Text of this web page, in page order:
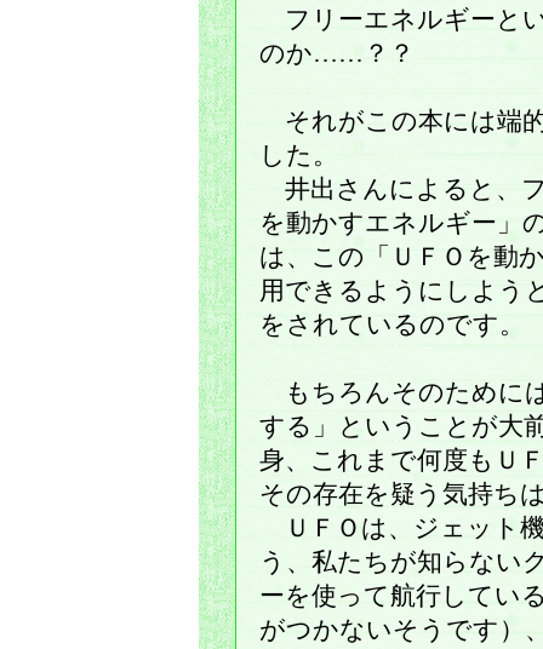
フリーエネルギーと
のか……？？
それがこの本には端
した。
井出さんによると、
を動かすエネルギー」
は、この「ＵＦＯを動
用できるようにしよう
をされているのです。
もちろんそのために
する」ということが大
身、これまで何度もＵ
その存在を疑う気持ち
ＵＦＯは、ジェット
う、私たちが知らない
ーを使って航行してい
がつかないそうです）